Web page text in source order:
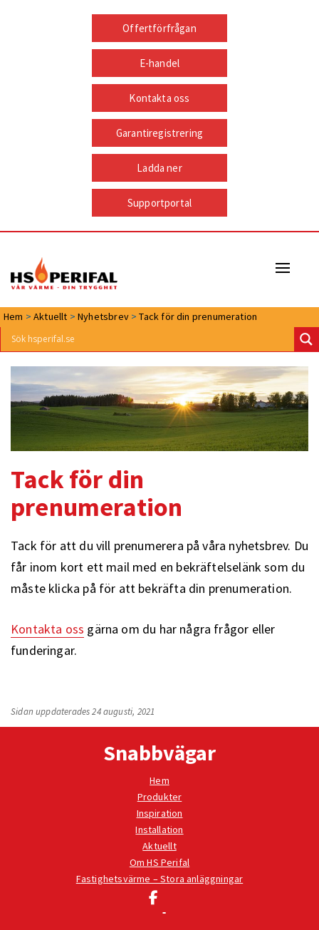
Offertförfrågan
E-handel
Kontakta oss
Garantiregistrering
Ladda ner
Supportportal
Hem >Aktuellt >Nyhetsbrev>Tack för din prenumeration
Tack för din
prenumeration
Tack för att du vill prenumerera på våra nyhetsbrev. Du
får inom kort ett mail med en bekräftelselänk som du
måste klicka på för att bekräfta din prenumeration.
Kontakta oss gärna om du har några frågor eller
funderingar.
Sidan uppdaterades 24 augusti, 2021
Snabbvägar
Hem
Produkter
Inspiration
Installation
Aktuellt
Om HS Perifal
Fastighetsvärme – Stora anläggningar